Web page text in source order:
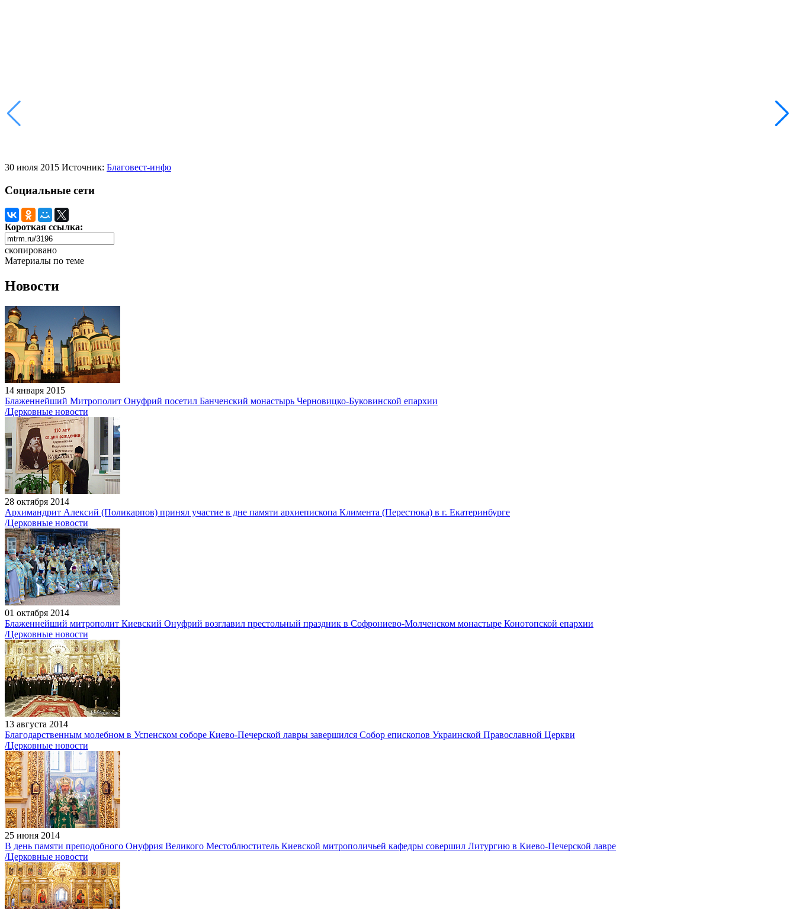
30 июля 2015 Источник: Благовест-инфо
Социальные сети
Короткая ссылка:
скопировано
Материалы по теме
Новости
14 января 2015
Блаженнейший Митрополит Онуфрий посетил Банченский монастырь Черновицко-Буковинской епархии
/Церковные новости
28 октября 2014
Архимандрит Алексий (Поликарпов) принял участие в дне памяти архиепископа Климента (Перестюка) в г. Екатеринбурге
/Церковные новости
01 октября 2014
Блаженнейший митрополит Киевский Онуфрий возглавил престольный праздник в Софрониево-Молченском монастыре Конотопской епархии
/Церковные новости
13 августа 2014
Благодарственным молебном в Успенском соборе Киево-Печерской лавры завершился Собор епископов Украинской Православной Церкви
/Церковные новости
25 июня 2014
В день памяти преподобного Онуфрия Великого Местоблюститель Киевской митрополичьей кафедры совершил Литургию в Киево-Печерской лавре
/Церковные новости